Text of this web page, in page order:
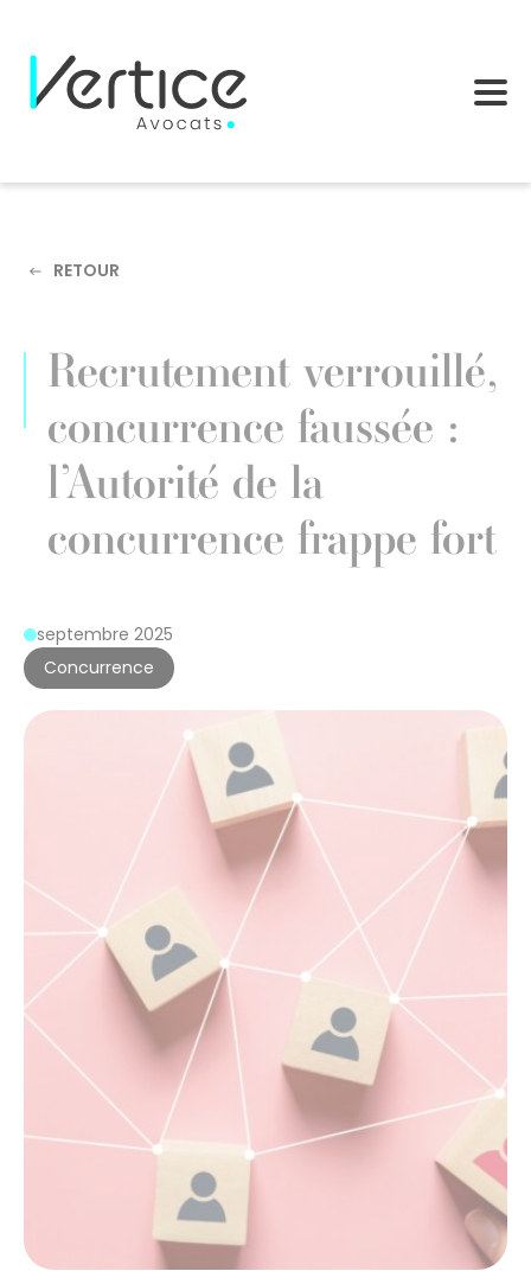
RETOUR
Recrutement verrouillé,
concurrence faussée :
l’Autorité de la
concurrence frappe fort
septembre 2025
Concurrence